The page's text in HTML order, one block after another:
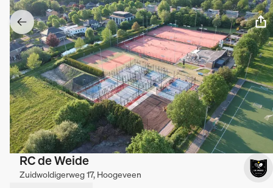
RC de Weide
Zuidwoldigerweg 17, Hoogeveen